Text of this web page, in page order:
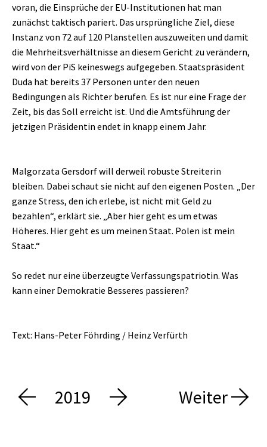
voran, die Einsprüche der EU-Institutionen hat man
zunächst taktisch pariert. Das ursprüngliche Ziel, diese
Instanz von 72 auf 120 Planstellen auszuweiten und damit
die Mehrheitsverhältnisse an diesem Gericht zu verändern,
wird von der PiS keineswegs aufgegeben. Staatspräsident
Duda hat bereits 37 Personen unter den neuen
Bedingungen als Richter berufen. Es ist nur eine Frage der
Zeit, bis das Soll erreicht ist. Und die Amtsführung der
jetzigen Präsidentin endet in knapp einem Jahr.
Malgorzata Gersdorf will derweil robuste Streiterin
bleiben. Dabei schaut sie nicht auf den eigenen Posten. „Der
ganze Stress, den ich erlebe, ist nicht mit Geld zu
bezahlen“, erklärt sie. „Aber hier geht es um etwas
Höheres. Hier geht es um meinen Staat. Polen ist mein
Staat.“
So redet nur eine überzeugte Verfassungspatriotin. Was
kann einer Demokratie Besseres passieren?
Text: Hans-Peter Föhrding / Heinz Verfürth
2019 Weiter